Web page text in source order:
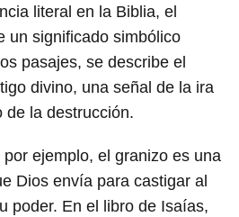
literal en la Biblia, el
un significado simbólico
pasajes, se describe el
divino, una señal de la ira
de la destrucción.
ejemplo, el granizo es una
Dios envía para castigar al
poder. En el libro de Isaías,